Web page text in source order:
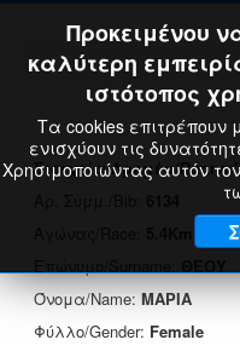
Στοιχεία Δρομέα/
Όνομα/Name:ΜΑΡΙΑ
Φύλλο/Gender: Female
Προκειμένου
καλύτερη
ιστότοπος
Τα cookies επιτρέπουν
ενισχύουν τις
Χρησιμοποιώντας αυτόν